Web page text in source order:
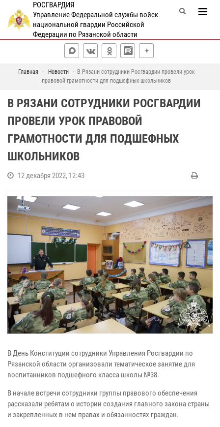
РОСГВАРДИЯ
Управление Федеральной службы войск
национальной гвардии Российской
Федерации по Рязанской области
Главная Новости
В Рязани сотрудники Росгвардии провели урок
правовой грамотности для подшефных школьников
В РЯЗАНИ СОТРУДНИКИ РОСГВАРДИИ
ПРОВЕЛИ УРОК ПРАВОВОЙ
ГРАМОТНОСТИ ДЛЯ ПОДШЕФНЫХ
ШКОЛЬНИКОВ
12 декабря 2022, 12:43
В День Конституции сотрудники Управления Росгвардии по
Рязанской области организовали тематическое занятие для
воспитанников подшефного класса школы №38.
В начале встречи сотрудники группы правового обеспечения
рассказали ребятам о истории создания главного закона страны
и закрепленных в нем правах и обязанностях граждан.